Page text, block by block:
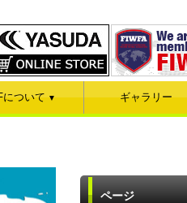
について▼ ギャラリー
ページ